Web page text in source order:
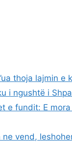
thoja lajmin e
i ngushtë i
e fundit: E
ne vend,